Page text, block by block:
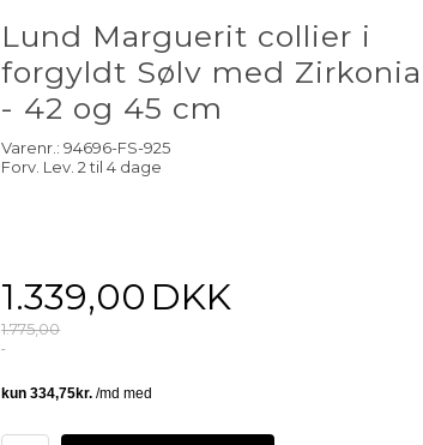
Lund Marguerit collier i
forgyldt Sølv med Zirkonia
- 42 og 45 cm
Varenr.:94696-FS-925
Forv. Lev. 2 til 4 dage
1.339,00 DKK
1.775,00